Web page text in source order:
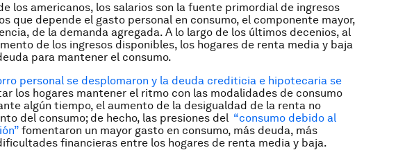
los americanos, los salarios son la fuente primordial de ingresos
que depende el gasto personal en consumo, el componente mayor,
de la demanda agregada. A lo largo de los últimos decenios, al
de los ingresos disponibles, los hogares de renta media y baja
para mantener el consumo.
personal se desplomaron y la deuda crediticia e hipotecaria se
los hogares mantener el ritmo con las modalidades de consumo
algún tiempo, el aumento de la desigualdad de la renta no
del consumo; de hecho, las presiones del “consumo debido al
fomentaron un mayor gasto en consumo, más deuda, más
financieras entre los hogares de renta media y baja.